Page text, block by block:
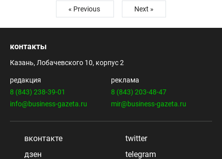
« Previous Next »
контакты
Казань, Лобачевского 10, корпус 2
редакция
8 (843) 238-39-01
info@business-gazeta.ru
реклама
8 (843) 203-48-47
mir@business-gazeta.ru
вконтакте
twitter
дзен
telegram